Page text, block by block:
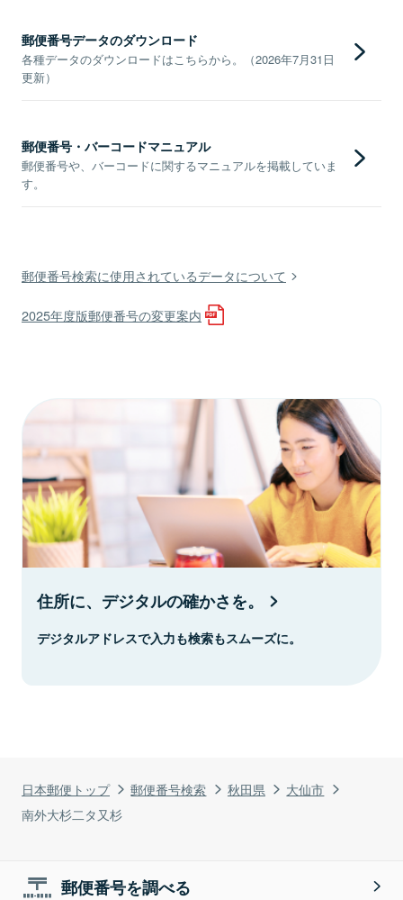
日本郵便トップ 郵便番号検索 秋田県
大仙市
南外大杉二タ又杉
郵便番号データのダウンロード
各種データのダウンロードはこちらから。（2026年7月31日
更新）
郵便番号・バーコードマニュアル
郵便番号や、バーコードに関するマニュアルを掲載していま
す。
郵便番号検索に使用されているデータについて
2025年度版郵便番号の変更案内
住所に、デジタルの確かさを。
デジタルアドレスで入力も検索もスムーズに。
郵便番号を調べる